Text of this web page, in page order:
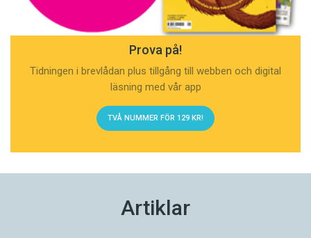
Prova på!
Tidningen i brevlådan plus tillgång till webben och digital
läsning med vår app
TVÅ NUMMER FÖR 129 KR!
Artiklar